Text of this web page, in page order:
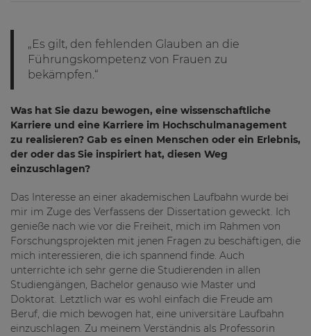
„Es gilt, den fehlenden Glauben an die
Führungskompetenz von Frauen zu
bekämpfen.“
Was hat Sie dazu bewogen, eine wissenschaftliche
Karriere und eine Karriere im Hochschulmanagement
zu realisieren? Gab es einen Menschen oder ein Erlebnis,
der oder das Sie inspiriert hat, diesen Weg
einzuschlagen?
Das Interesse an einer akademischen Laufbahn wurde bei
mir im Zuge des Verfassens der Dissertation geweckt. Ich
genieße nach wie vor die Freiheit, mich im Rahmen von
Forschungsprojekten mit jenen Fragen zu beschäftigen, die
mich interessieren, die ich spannend finde. Auch
unterrichte ich sehr gerne die Studierenden in allen
Studiengängen, Bachelor genauso wie Master und
Doktorat. Letztlich war es wohl einfach die Freude am
Beruf, die mich bewogen hat, eine universitäre Laufbahn
einzuschlagen. Zu meinem Verständnis als Professorin